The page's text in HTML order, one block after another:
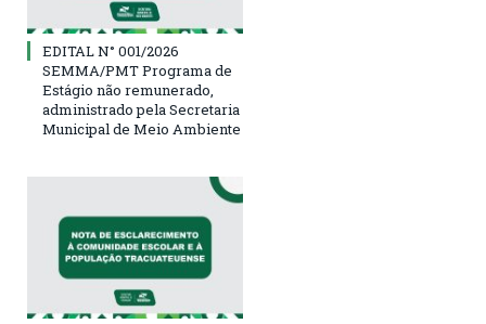
EDITAL N° 001/2026
SEMMA/PMT Programa de
Estágio não remunerado,
administrado pela Secretaria
Municipal de Meio Ambiente